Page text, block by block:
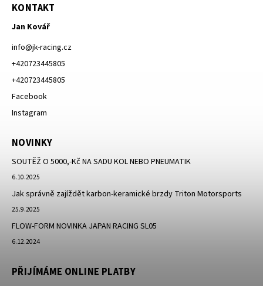
KONTAKT
Jan Kovář
info@jk-racing.cz
+420723445805
+420723445805
Facebook
Instagram
NOVINKY
SOUTĚŽ O 5000,-Kč NA SADU KOL NEBO PNEUMATIK
6.10.2025
Jak správně zajíždět karbon-keramické brzdy Triton Motorsports
25.9.2025
FLOW-FORM NOVINKA JAPAN RACING SL05
6.12.2024
PŘIJÍMÁME ONLINE PLATBY